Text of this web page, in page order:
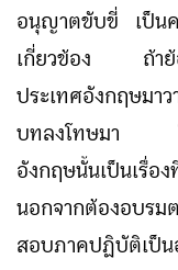
อนุญาตขับขี่ เป็นค
เกี่ยวข้อง ถ้าย้อน
ประเทศอังกฤษมา
บทลงโทษมา โดย
อังกฤษนั้นเป็นเรื่อ
นอกจากต้องอบรม
สอบภาคปฏิบัติเป็น